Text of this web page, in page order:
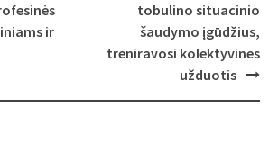
ir
tobulino situacinio
šaudymo įgūdžius,
treniravosi kolektyvines
užduotis